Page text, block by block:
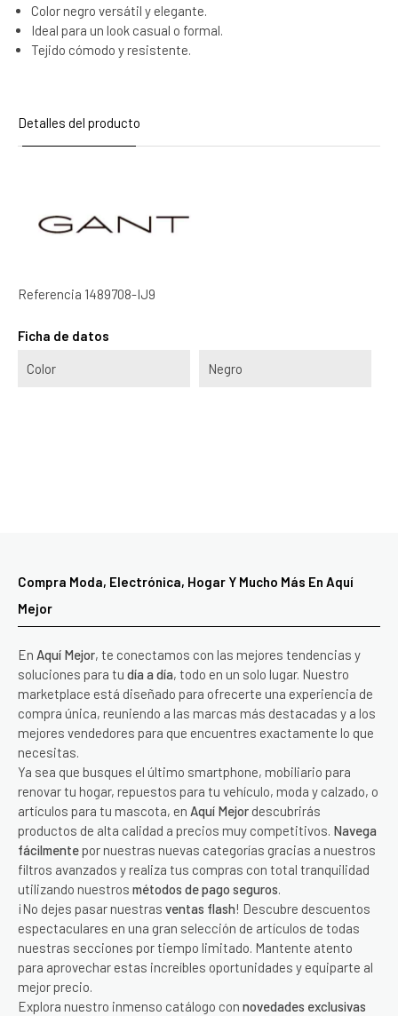
Color negro versátil y elegante.
Ideal para un look casual o formal.
Tejido cómodo y resistente.
Detalles del producto
Referencia 1489708-IJ9
Ficha de datos
Color Negro
Compra Moda, Electrónica, Hogar Y Mucho Más En Aquí
Mejor
En Aquí Mejor, te conectamos con las mejores tendencias y
soluciones para tu día a día, todo en un solo lugar. Nuestro
marketplace está diseñado para ofrecerte una experiencia de
compra única, reuniendo a las marcas más destacadas y a los
mejores vendedores para que encuentres exactamente lo que
necesitas.
Ya sea que busques el último smartphone, mobiliario para
renovar tu hogar, repuestos para tu vehículo, moda y calzado, o
artículos para tu mascota, en Aquí Mejor descubrirás
productos de alta calidad a precios muy competitivos. Navega
fácilmente por nuestras nuevas categorías gracias a nuestros
filtros avanzados y realiza tus compras con total tranquilidad
utilizando nuestros métodos de pago seguros.
¡No dejes pasar nuestras ventas flash! Descubre descuentos
espectaculares en una gran selección de artículos de todas
nuestras secciones por tiempo limitado. Mantente atento
para aprovechar estas increíbles oportunidades y equiparte al
mejor precio.
Explora nuestro inmenso catálogo con novedades exclusivas